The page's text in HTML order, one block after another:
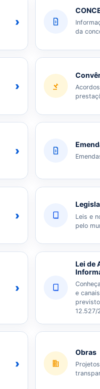
›
da
›
›
›
Leis e
pelo
›
Lei de
e
12.527/
›
Obras